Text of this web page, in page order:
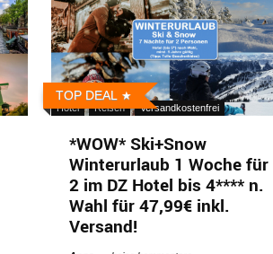
TOP DEAL
Hotel Reisen Versandkostenfrei
*WOW* Ski+Snow
Winterurlaub 1 Woche für
2 im DZ Hotel bis 4**** n.
Wahl für 47,99€ inkl.
Versand!